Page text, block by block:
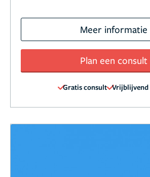
Meer informatie
Plan een consult
Gratis consult Vrijblijvend